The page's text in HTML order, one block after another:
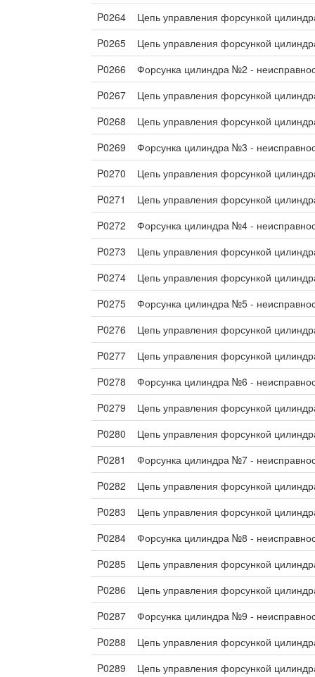
P0264
Цепь управления форсункой
P0265
Цепь управления форсункой
P0266
Форсунка цилиндра №2 -
P0267
Цепь управления форсункой
P0268
Цепь управления форсункой
P0269
Форсунка цилиндра №3 -
P0270
Цепь управления форсункой
P0271
Цепь управления форсункой
P0272
Форсунка цилиндра №4 -
P0273
Цепь управления форсункой
P0274
Цепь управления форсункой
P0275
Форсунка цилиндра №5 -
P0276
Цепь управления форсункой
P0277
Цепь управления форсункой
P0278
Форсунка цилиндра №6 -
P0279
Цепь управления форсункой
P0280
Цепь управления форсункой
P0281
Форсунка цилиндра №7 -
P0282
Цепь управления форсункой
P0283
Цепь управления форсункой
P0284
Форсунка цилиндра №8 -
P0285
Цепь управления форсункой
P0286
Цепь управления форсункой
P0287
Форсунка цилиндра №9 -
P0288
Цепь управления форсункой
P0289
Цепь управления форсункой